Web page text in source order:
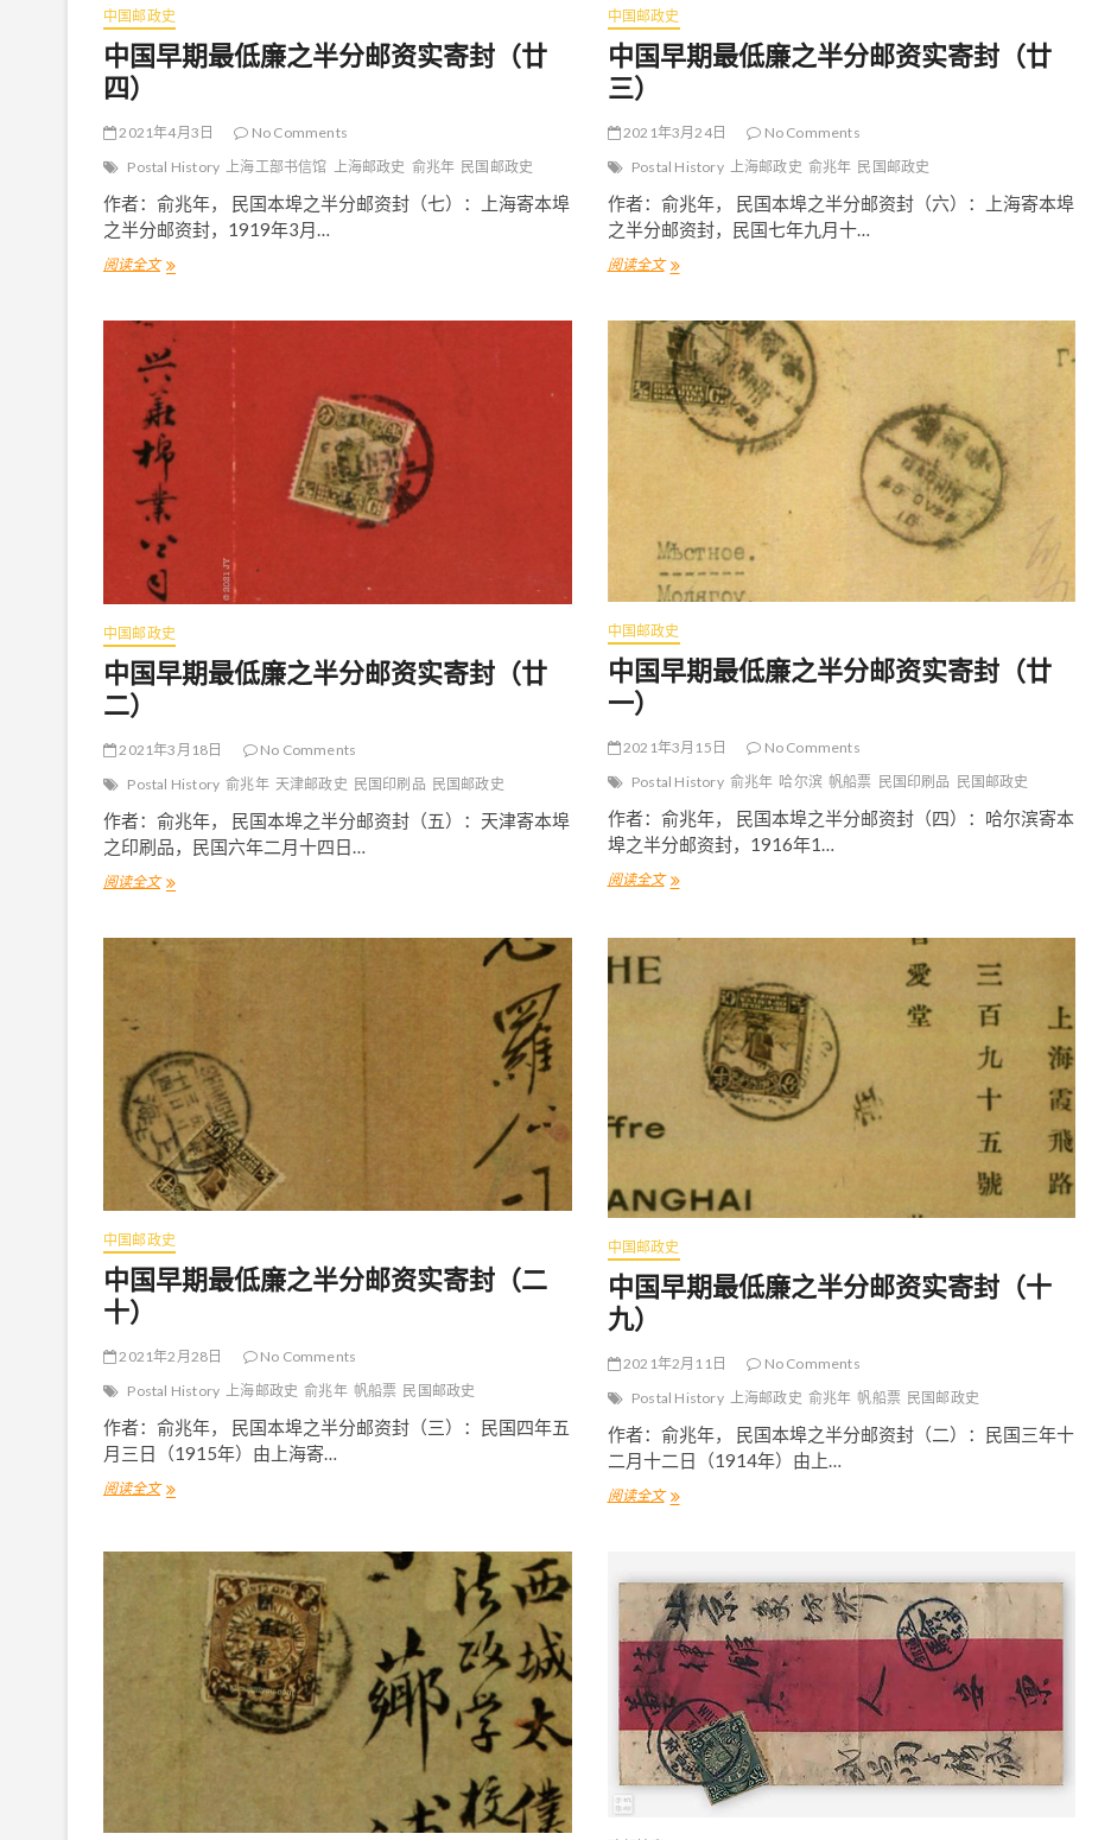
六
）
五
）
中国邮政史
中国早期最低廉之半分邮资实寄封（廿
四）
2021年4月3日
No Comments
Postal History 上海工部书信馆 上海邮政史 俞兆年 民国邮政史
作者：俞兆年， 民国本埠之半分邮资封（七）：上海寄本埠
之半分邮资封，1919年3月…
阅读全文中
最
低
廉
之
半
分
邮
资
实
寄
封
（
廿
四
）
中国邮政史
中国早期最低廉之半分邮资实寄封（廿
三）
2021年3月24日
No Comments
Postal History 上海邮政史 俞兆年 民国邮政史
作者：俞兆年， 民国本埠之半分邮资封（六）：上海寄本埠
之半分邮资封，民国七年九月十…
阅读全文中
期
最
低
廉
之
寄
封
（
廿
三
）
中国邮政史
中国早期最低廉之半分邮资实寄封（廿
二）
2021年3月18日
No Comments
Postal History 俞兆年 天津邮政史 民国印刷品 民国邮政史
作者：俞兆年， 民国本埠之半分邮资封（五）：天津寄本埠
之印刷品，民国六年二月十四日…
阅读全文中
期
半
分
邮
资
实
寄
封
（
二
）
中国邮政史
中国早期最低廉之半分邮资实寄封（廿
一）
2021年3月15日
No Comments
Postal History 俞兆年 哈尔滨 帆船票 民国印刷品 民国邮政史
作者：俞兆年， 民国本埠之半分邮资封（四）：哈尔滨寄本
埠之半分邮资封，1916年1…
阅读全文中
期
实
（
廿
一
）
中国邮政史
中国早期最低廉之半分邮资实寄封（二
十）
2021年2月28日
No Comments
Postal History 上海邮政史 俞兆年 帆船票 民国邮政史
作者：俞兆年， 民国本埠之半分邮资封（三）：民国四年五
月三日（1915年）由上海寄…
阅读全文中
期
实
二
中国邮政史
中国早期最低廉之半分邮资实寄封（十
九）
2021年2月11日
No Comments
Postal History 上海邮政史 俞兆年 帆船票 民国邮政史
作者：俞兆年， 民国本埠之半分邮资封（二）：民国三年十
二月十二日（1914年）由上…
阅读全文中
最
低
廉
之
半
分
邮
资
实
寄
封